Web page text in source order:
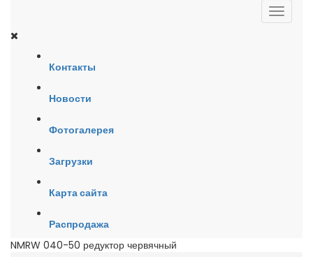
Контакты
Новости
Фотогалерея
Загрузки
Карта сайта
Распродажа
NMRW 040-50 редуктор червячный